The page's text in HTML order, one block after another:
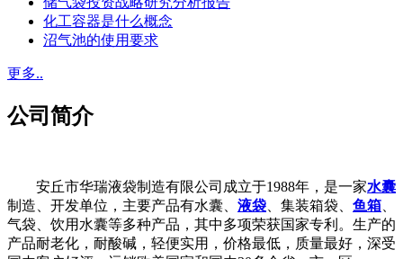
化工容器是什么概念
沼气池的使用要求
更多..
公司简介
安丘市华瑞液袋制造有限公司成立于1988年，是一家水囊
制造、开发单位，主要产品有水囊、 液袋、集装箱袋、 鱼箱、
气袋、饮用水囊等多种产品，其中多项荣获国家专利。生产的
产品耐老化，耐酸碱，轻便实用，价格最低，质量最好，深受